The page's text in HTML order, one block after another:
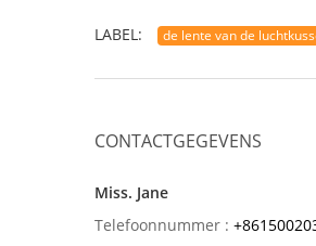
LABEL: de lente van de
CONTACTGEGEVENS
Miss. Jane
Telefoonnummer :